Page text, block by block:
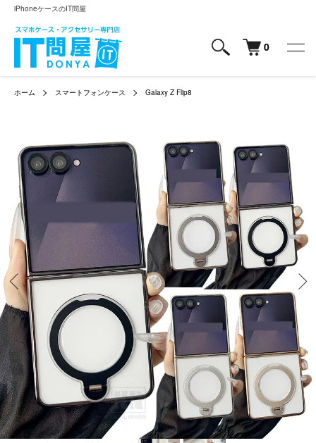
iPhoneケースのIT問屋
0
ホーム スマートフォンケース Galaxy Z Flip8